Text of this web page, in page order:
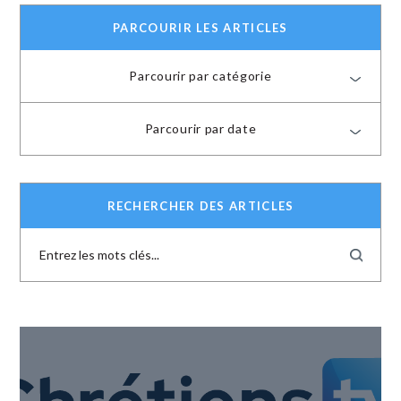
PARCOURIR LES ARTICLES
Parcourir par catégorie
Parcourir par date
RECHERCHER DES ARTICLES